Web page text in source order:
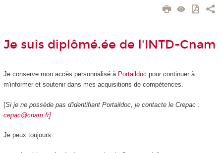
Je suis diplômé.ée de l'INTD-Cnam
Je conserve mon accès personnalisé à Portaildoc pour continuer à
m'informer et soutenir dans mes acquisitions de compétences.
[Si je ne possède pas d'identifiant Portaildoc, je contacte le Crepac :
cepac@cnam.fr]
Je peux toujours :